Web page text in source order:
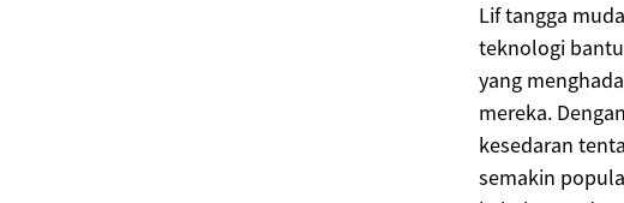
Lif tangga
teknologi
yang
mereka.
kesedaran
semakin